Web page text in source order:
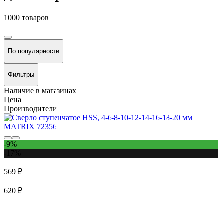
1000 товаров
По популярности
Фильтры
Наличие в магазинах
Цена
Производители
-9%
569 ₽
620 ₽